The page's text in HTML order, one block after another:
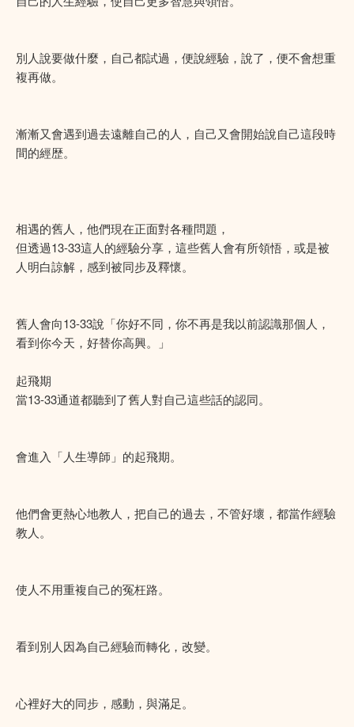
別人說要做什麼，自己都試過，便說經驗，說了，便不會想重
複再做。
漸漸又會遇到過去遠離自己的人，自己又會開始說自己這段時
間的經歴。
相遇的舊人，他們現在正面對各種問題，
但透過13-33這人的經驗分享，這些舊人會有所領悟，或是被
人明白諒解，感到被同步及釋懷。
舊人會向13-33說「你好不同，你不再是我以前認識那個人，
看到你今天，好替你高興。」
起飛期
當13-33通道都聽到了舊人對自己這些話的認同。
會進入「人生導師」的起飛期。
他們會更熱心地教人，把自己的過去，不管好壞，都當作經驗
教人。
使人不用重複自己的冤枉路。
看到別人因為自己經驗而轉化，改變。
心裡好大的同步，感動，與滿足。